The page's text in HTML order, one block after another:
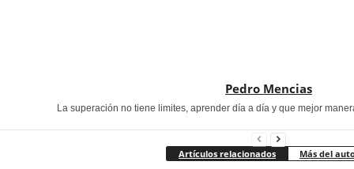
Pedro Mencias
La superación no tiene limites, aprender día a día y que mejor
Artículos relacionados Más del